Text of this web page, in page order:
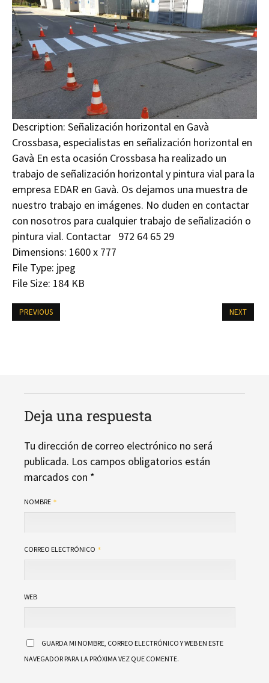
Description: Señalización horizontal en Gavà
Crossbasa, especialistas en señalización horizontal en
Gavà En esta ocasión Crossbasa ha realizado un
trabajo de señalización horizontal y pintura vial para la
empresa EDAR en Gavà. Os dejamos una muestra de
nuestro trabajo en imágenes. No duden en contactar
con nosotros para cualquier trabajo de señalización o
pintura vial. Contactar 972 64 65 29
Dimensions: 1600 x 777
File Type: jpeg
File Size: 184 KB
PREVIOUS NEXT
Deja una respuesta
Tu dirección de correo electrónico no será
publicada. Los campos obligatorios están
marcados con *
NOMBRE
CORREO ELECTRÓNICO
WEB
GUARDA MI NOMBRE, CORREO ELECTRÓNICO Y WEB EN ESTE
NAVEGADOR PARA LA PRÓXIMA VEZ QUE COMENTE.